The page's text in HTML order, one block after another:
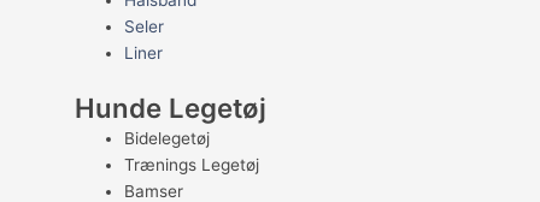
Seler
Liner
Hunde Legetøj
Bidelegetøj
Trænings Legetøj
Bamser